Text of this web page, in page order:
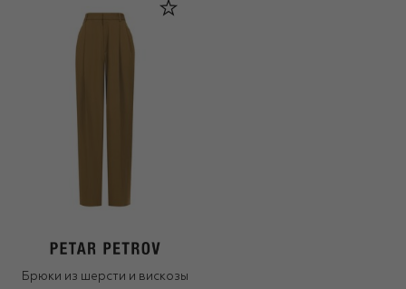
Брюки из шерсти и вискозы